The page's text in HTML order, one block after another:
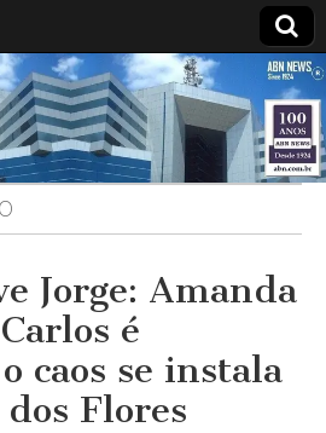
Jorge: Amanda
é
caos se instala
Flores